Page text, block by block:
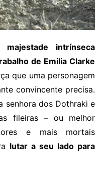
intrínseca
de Emilia Clarke
que uma personagem
convincente precisa.
senhora dos Dothraki e
fileiras – ou melhor
e mais mortais
lutar a seu lado para